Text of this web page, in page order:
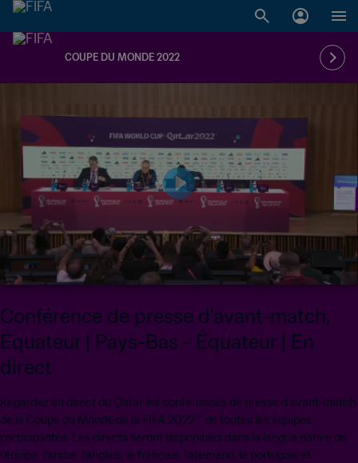
COUPE DU MONDE 2022
Conférence de presse d'avant-match,
Équateur | Pays-Bas - Équateur | En
direct
Regardez en direct du Qatar les conférences de presse d’avant-match
de la Coupe du Monde de la FIFA 2022™ de toutes les équipes
participantes. Les directs seront disponibles dans la langue native de
l’équipe, l’arabe, l’anglais, le français, l’allemand, le portugais et